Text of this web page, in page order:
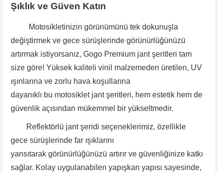
Şıklık ve Güven Katın
Motosikletinizin görünümünü tek dokunuşla
değiştirmek ve gece sürüşlerinde görünürlüğünüzü
artırmak istiyorsanız, Gogo Premium jant şeritleri tam
size göre! Yüksek kaliteli vinil malzemeden üretilen, UV
ışınlarına ve zorlu hava koşullarına
dayanıklı bu motosiklet jant şeritleri, hem estetik hem de
güvenlik açısından mükemmel bir yükseltmedir.
Reflektörlü jant şeridi seçeneklerimiz, özellikle
gece sürüşlerinde far ışıklarını
yansıtarak görünürlüğünüzü artırır ve güvenliğinize katkı
sağlar. Kolay uygulanabilen yapışkan yapısı sayesinde,